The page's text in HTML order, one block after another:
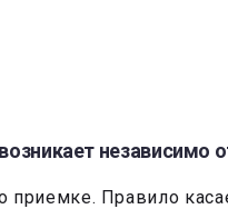
независимо
приемке. Правило